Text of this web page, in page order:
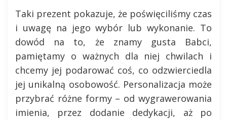
Taki prezent pokazuje, że poświęciliśmy czas
i uwagę na jego wybór lub wykonanie. To
dowód na to, że znamy gusta Babci,
pamiętamy o ważnych dla niej chwilach i
chcemy jej podarować coś, co odzwierciedla
jej unikalną osobowość. Personalizacja może
przybrać różne formy – od wygrawerowania
imienia, przez dodanie dedykacji, aż po